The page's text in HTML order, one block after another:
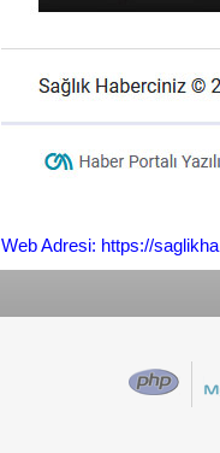
Web Adresi: https://